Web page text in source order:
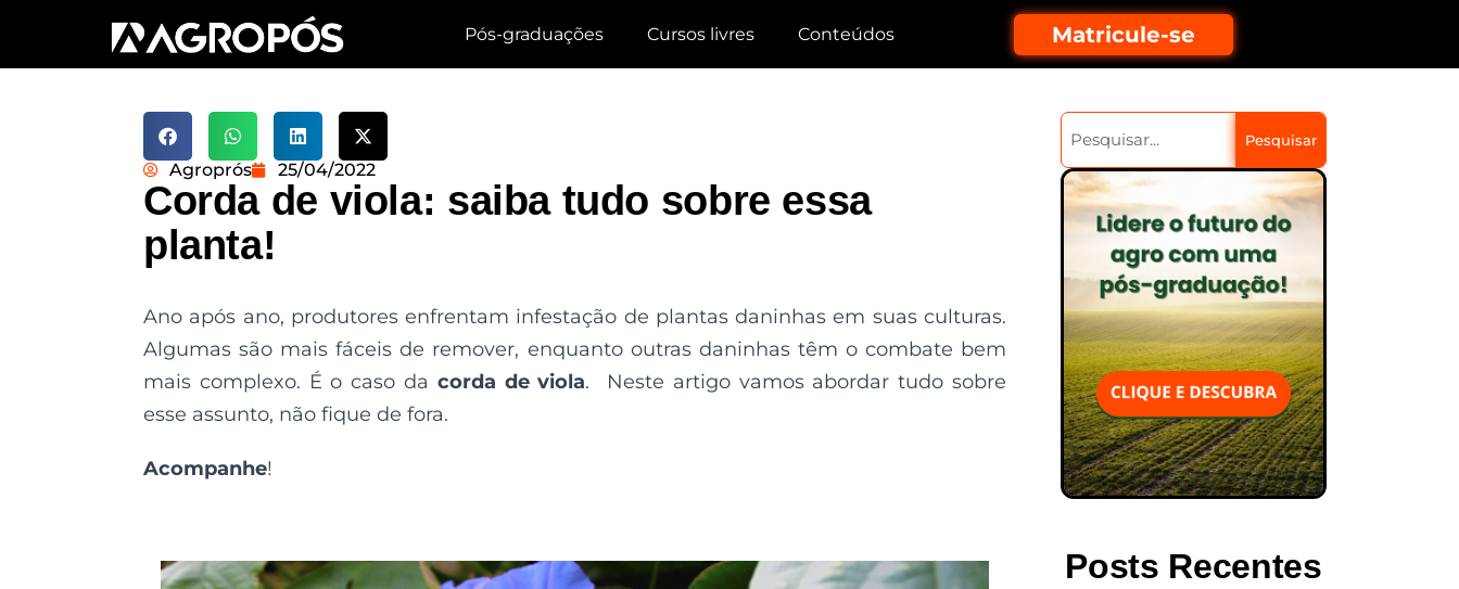
Pós-graduações Cursos livres Conteúdos Matricule-se
Agroprós 25/04/2022
Corda de viola: saiba tudo sobre essa
planta!
Ano após ano, produtores enfrentam infestação de plantas daninhas em suas culturas.
Algumas são mais fáceis de remover, enquanto outras daninhas têm o combate bem
mais complexo. É o caso da corda de viola. Neste artigo vamos abordar tudo sobre
esse assunto, não fique de fora.
Acompanhe!
Pesquisar
Posts Recentes